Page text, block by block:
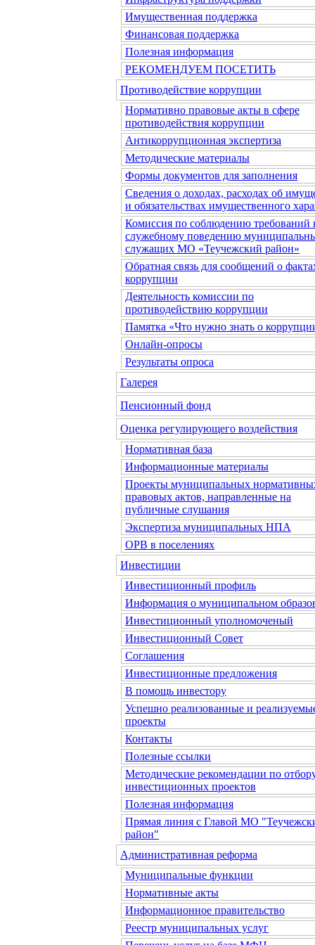
Имущественная поддержка
Финансовая поддержка
Полезная информация
РЕКОМЕНДУЕМ ПОСЕТИТЬ
Противодействие коррупции
Нормативно правовые акты в сфере
противодействия коррупции
Антикоррупционная экспертиза
Методические материалы
Формы документов для заполнения
Сведения о доходах, расходах об
и обязательствах имущественного
Комиссия по соблюдению требований
служебному поведению
служащих МО «Теучежский район»
Обратная связь для сообщений о
коррупции
Деятельность комиссии по
противодействию коррупции
Памятка «Что нужно знать о
Онлайн-опросы
Результаты опроса
Галерея
Пенсионный фонд
Оценка регулирующего воздействия
Нормативная база
Информационные материалы
Проекты муниципальных
правовых актов, направленные на
публичные слушания
Экспертиза муниципальных НПА
ОРВ в поселениях
Инвестиции
Инвестиционный профиль
Информация о муниципальном
Инвестиционный уполномоченый
Инвестиционный Совет
Соглашения
Инвестиционные предложения
В помощь инвестору
Успешно реализованные и
проекты
Контакты
Полезные ссылки
Методические рекомендации по
инвестиционных проектов
Полезная информация
Прямая линия с Главой МО
район"
Административная реформа
Муниципальные функции
Нормативные акты
Информационное правительство
Реестр муниципальных услуг